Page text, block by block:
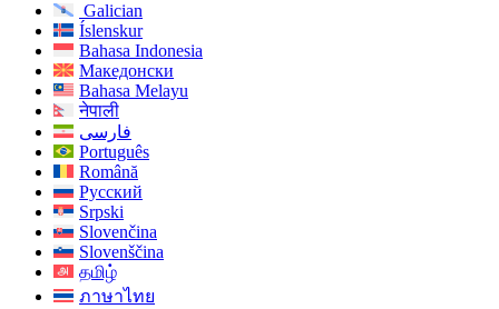
Galician
Íslenskur
Bahasa Indonesia
Македонски
Bahasa Melayu
नेपाली
فارسی
Português
Română
Русский
Srpski
Slovenčina
Slovenščina
தமிழ்
ภาษาไทย